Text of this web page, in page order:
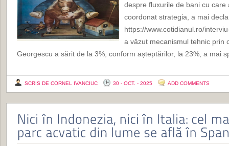
despre fluxurile de bani cu
coordonat strategia, a mai
https://www.cotidianul.ro/
a văzut mecanismul tehnic prin
Georgescu a sărit de la 3%, conform așteptărilor, la 23%, a mai
SCRIS DE CORNEL IVANCIUC 30 - OCT. - 2025 ADD COMMENTS